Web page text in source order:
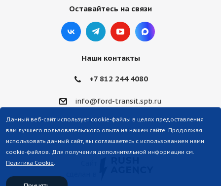
Оставайтесь на связи
Наши контакты
+7 812 244 4080
info@ford-transit.spb.ru
Данный веб-сайт использует cookie-файлы в целях предоставления
вам лучшего пользовательского опыта на нашем сайте. Продолжая
использовать данный сайт, вы соглашаетесь с использованием нами
cookie-файлов. Для получения дополнительной информации см.
Политика Cookie.